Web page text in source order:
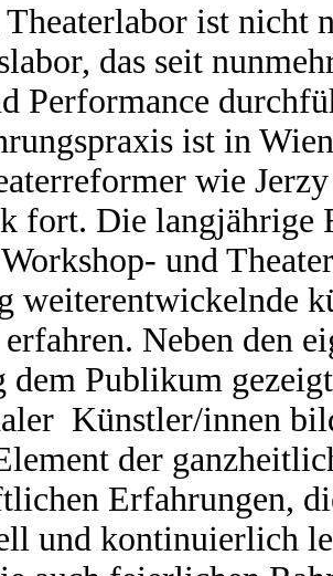
ist nicht
das seit
Performance
ist in
wie
fort. Die langjährige
und
weiterentwickelnde
Neben den
dem Publikum
Künstler/innen
der
Erfahrungen,
und kontinuierlich